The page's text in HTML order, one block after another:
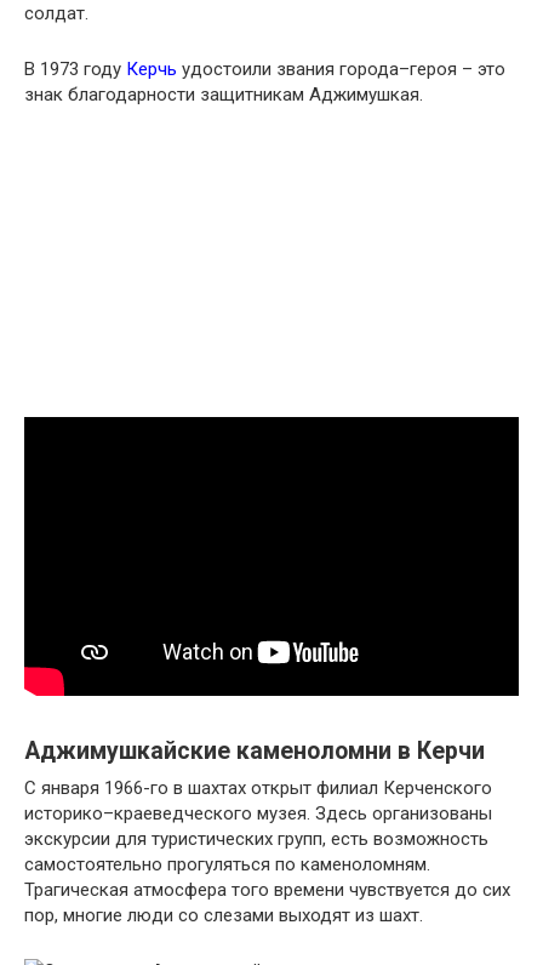
солдат.
В 1973 году Керчь удостоили звания города–героя – это
знак благодарности защитникам Аджимушкая.
Аджимушкайские каменоломни в Керчи
С января 1966-го в шахтах открыт филиал Керченского
историко–краеведческого музея. Здесь организованы
экскурсии для туристических групп, есть возможность
самостоятельно прогуляться по каменоломням.
Трагическая атмосфера того времени чувствуется до сих
пор, многие люди со слезами выходят из шахт.